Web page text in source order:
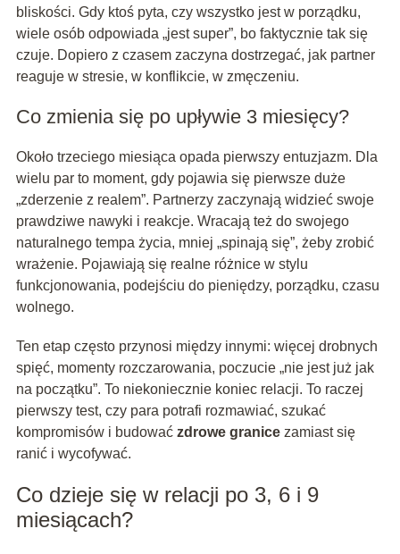
bliskości. Gdy ktoś pyta, czy wszystko jest w porządku,
wiele osób odpowiada „jest super”, bo faktycznie tak się
czuje. Dopiero z czasem zaczyna dostrzegać, jak partner
reaguje w stresie, w konflikcie, w zmęczeniu.
Co zmienia się po upływie 3 miesięcy?
Około trzeciego miesiąca opada pierwszy entuzjazm. Dla
wielu par to moment, gdy pojawia się pierwsze duże
„zderzenie z realem”. Partnerzy zaczynają widzieć swoje
prawdziwe nawyki i reakcje. Wracają też do swojego
naturalnego tempa życia, mniej „spinają się”, żeby zrobić
wrażenie. Pojawiają się realne różnice w stylu
funkcjonowania, podejściu do pieniędzy, porządku, czasu
wolnego.
Ten etap często przynosi między innymi: więcej drobnych
spięć, momenty rozczarowania, poczucie „nie jest już jak
na początku”. To niekoniecznie koniec relacji. To raczej
pierwszy test, czy para potrafi rozmawiać, szukać
kompromisów i budować zdrowe granicezamiast się
ranić i wycofywać.
Co dzieje się w relacji po 3, 6 i 9
miesiącach?